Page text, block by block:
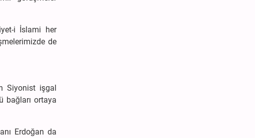
i İslami her
de
Siyonist işgal
bağları ortaya
Erdoğan da